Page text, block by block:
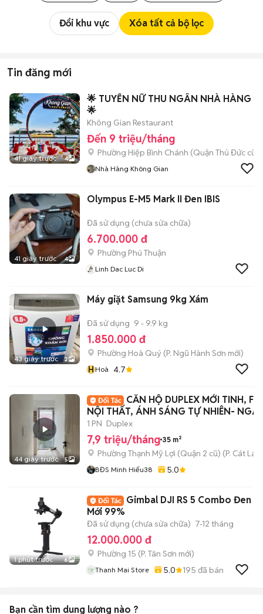
Đổi khu vực Xóa tất cả bộ lọc
Tin đăng mới
41 giây trước 4
🌟 TUYỂN NỮ THU NGÂN NHÀ HÀNG
🌟
Không Gian Restaurant
Đến 9 triệu/tháng
Phường Hiệp Bình Chánh (Quận Thủ Đức cũ)
Nhà Hàng Không Gian
41 giây trước 4
Olympus E-M5 Mark II Đen IBIS
Đã sử dụng (chưa sửa chữa)
6.700.000 đ
Phường Phú Thuận
Linh Dac Luc Di
43 giây trước 2
Máy giặt Samsung 9kg Xám
Đã sử dụng 9 - 9.9 kg
1.850.000 đ
Phường Hoà Quý (P. Ngũ Hành Sơn mới)
HHoà 4.7
44 giây trước 5
CĂN HỘ DUPLEX MỚI TINH,
NỘI THẤT, ÁNH SÁNG TỰ NHIÊN-
ĐKC
1 PN Duplex
7,9 triệu/tháng 35 m²
Phường Thạnh Mỹ Lợi (Quận 2 cũ) (P. Cát Lái
BĐS Minh Hiếu38 5.0
1 phút trước 6
Gimbal DJI RS 5 Combo Đen
Mới 99%
Đã sử dụng (chưa sửa chữa) 7-12 tháng
12.000.000 đ
Phường 15 (P. Tân Sơn mới)
Thanh Mai Store 5.0 195 đã bán
Bạn cần tìm dung lượng nào ?